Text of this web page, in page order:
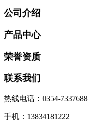
公司介绍
产品中心
荣誉资质
联系我们
热线电话：0354-7337688
手机：13834181222